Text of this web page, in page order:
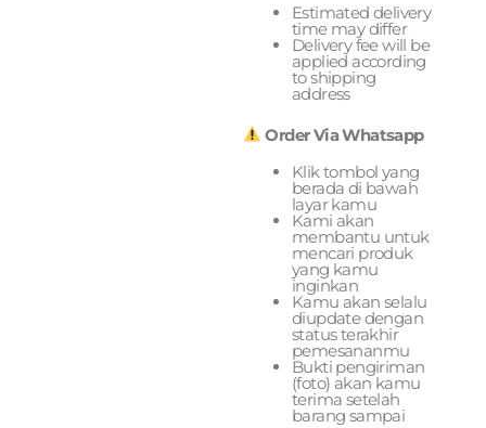
Estimated delivery
time may differ
Delivery fee will be
applied according
to shipping
address
Order Via Whatsapp
Klik tombol yang
berada di bawah
layar kamu
Kami akan
membantu untuk
mencari produk
yang kamu
inginkan
Kamu akan selalu
diupdate dengan
status terakhir
pemesananmu
Bukti pengiriman
(foto) akan kamu
terima setelah
barang sampai